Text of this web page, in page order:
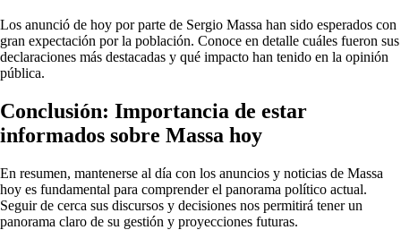
Los anunció de hoy por parte de Sergio Massa han sido esperados con
gran expectación por la población. Conoce en detalle cuáles fueron sus
declaraciones más destacadas y qué impacto han tenido en la opinión
pública.
Conclusión: Importancia de estar
informados sobre Massa hoy
En resumen, mantenerse al día con los anuncios y noticias de Massa
hoy es fundamental para comprender el panorama político actual.
Seguir de cerca sus discursos y decisiones nos permitirá tener un
panorama claro de su gestión y proyecciones futuras.